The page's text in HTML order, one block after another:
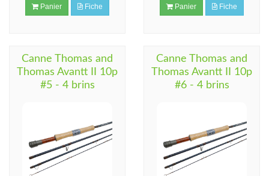
Panier Fiche Panier Fiche
Canne Thomas and
Thomas Avantt II 10p
#5 - 4 brins
Canne Thomas and
Thomas Avantt II 10p
#6 - 4 brins